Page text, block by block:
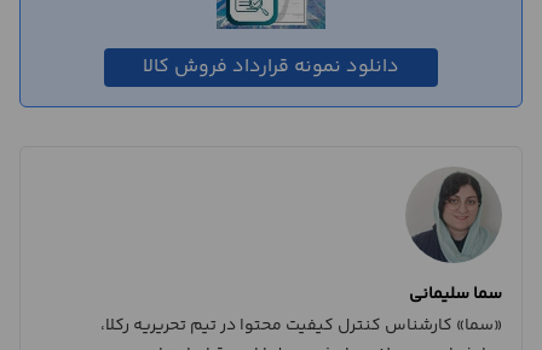
دانلود نمونه قرارداد فروش کالا
سما سلیمانی
«سما» کارشناس کنترل کیفیت محتوا در تیم تحریریه رکلا،